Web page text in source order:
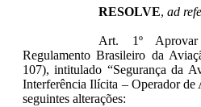
RESOLVE,ad
Art. 1º
Regulamento Brasileiro da
107), intitulado “Segurança da
Interferência Ilícita – Operador de
seguintes alterações: